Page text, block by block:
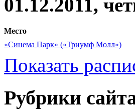
01.12.2011,
Место
«Синема Парк» («Триумф Молл»)
Показать
Рубрики